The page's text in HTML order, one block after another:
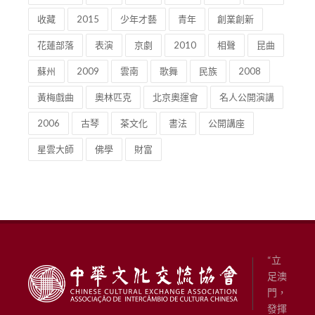
收藏 2015 少年才藝 青年 創業創新
花蓮部落 表演 京劇 2010 相聲 昆曲
蘇州 2009 雲南 歌舞 民族 2008
黃梅戲曲 奧林匹克 北京奧運會 名人公開演講
2006 古琴 茶文化 書法 公開講座
星雲大師 佛學 財富
“立
足澳
門，
發揮